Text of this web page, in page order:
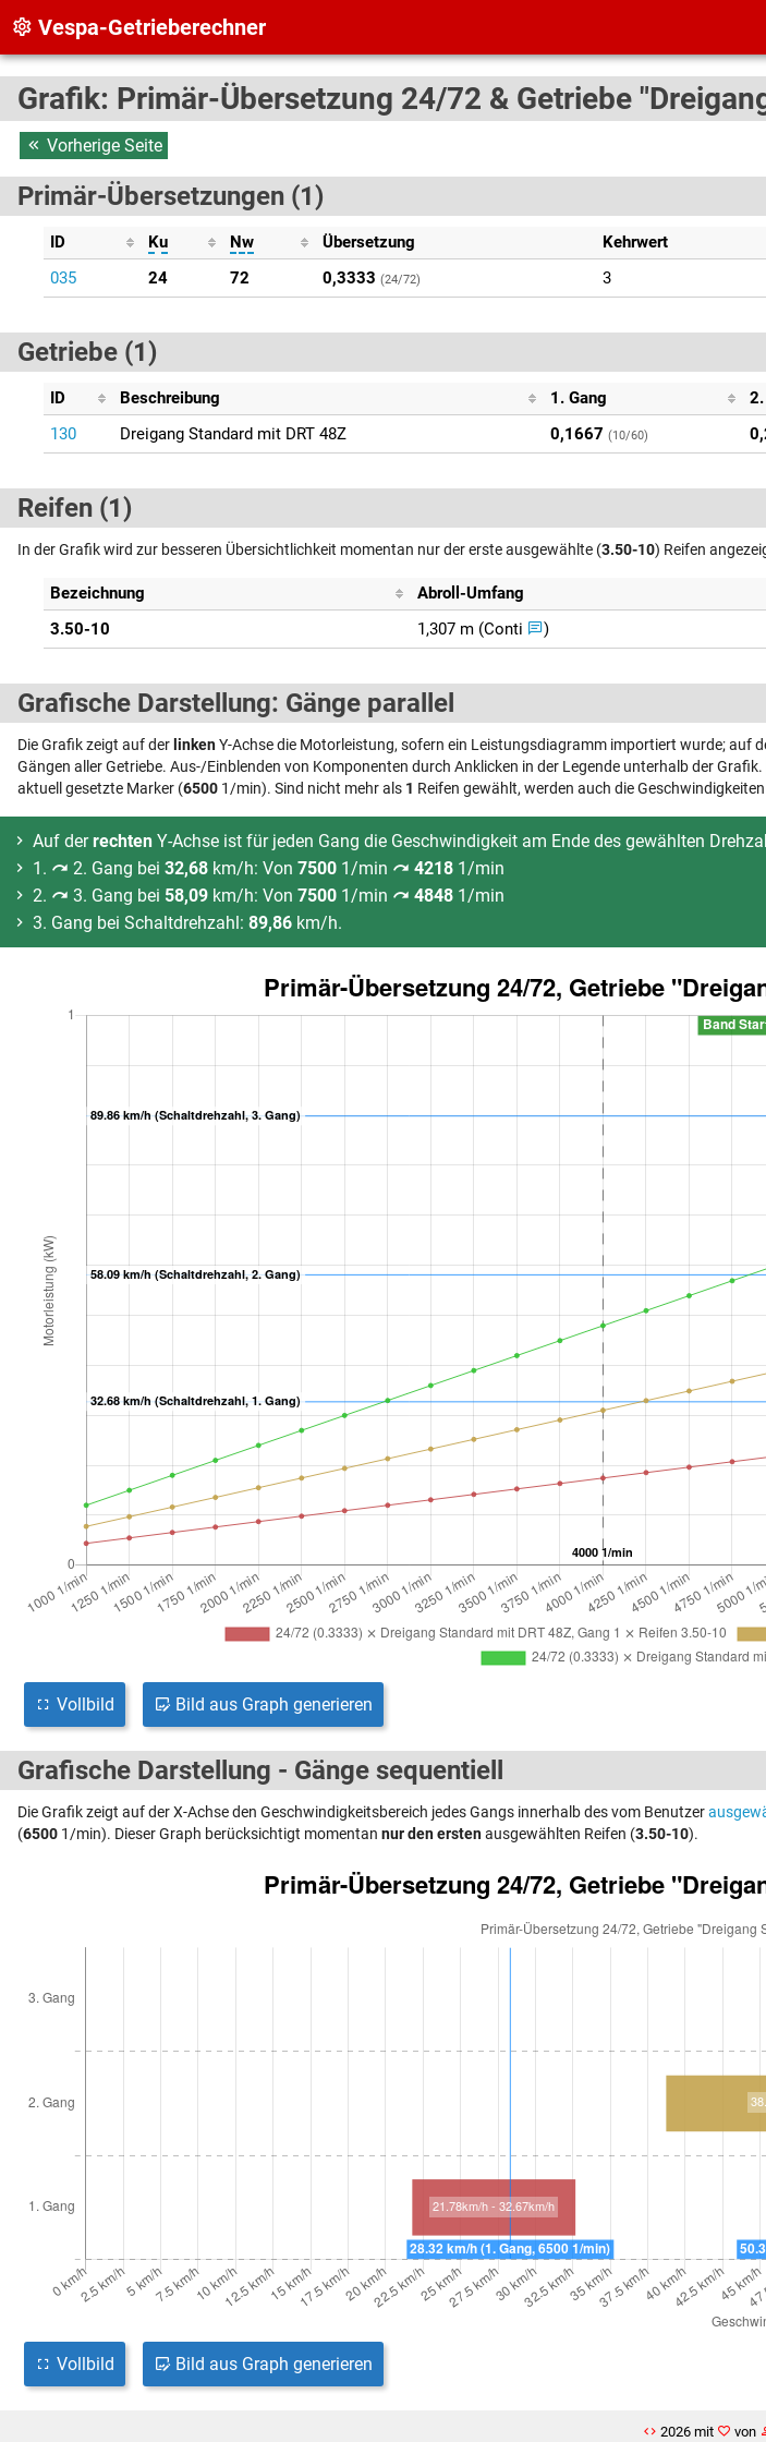
Vespa-Getrieberechner
Grafik: Primär-Übersetzung 24/72 & Getriebe
Vorherige Seite
Primär-Übersetzungen (1)
ID Ku Nw Übersetzung Kehrwert
035
24 72 0,3333 (24/72) 3
Getriebe (1)
ID Beschreibung 1. Gang 2.
130
Dreigang Standard mit DRT 48Z 0,1667 (10/60)
Reifen (1)
In der Grafik wird zur besseren Übersichtlichkeit momentan nur der erste ausgewählte (3.50-10) Reifen
Bezeichnung Abroll-Umfang
3.50-10
1,307 m (Conti )
Grafische Darstellung: Gänge parallel
Die Grafik zeigt auf der linkenY-Achse die Motorleistung, sofern ein Leistungsdiagramm importiert wurde; auf
Gängen aller Getriebe. Aus-/Einblenden von Komponenten durch Anklicken in der Legende unterhalb der Grafik.
aktuell gesetzte Marker (6500 1/min). Sind nicht mehr als 1 Reifen gewählt, werden auch die
Auf derrechten Y-Achse ist für jeden Gang die Geschwindigkeit am Ende des gewählten
1.
2. Gang bei 32,68 km/h: Von 7500 1/min 4218 1/min
2.
3. Gang bei 58,09 km/h: Von 7500 1/min 4848 1/min
3. Gang bei Schaltdrehzahl: 89,86 km/h.
Vollbild Bild aus Graph generieren
Grafische Darstellung - Gänge sequentiell
Die Grafik zeigt auf der X-Achse den Geschwindigkeitsbereich jedes Gangs innerhalb des vom Benutzer
(6500 1/min). Dieser Graph berücksichtigt momentan nur den erstenausgewählten Reifen (3.50-10).
Vollbild Bild aus Graph generieren
2026 mit von